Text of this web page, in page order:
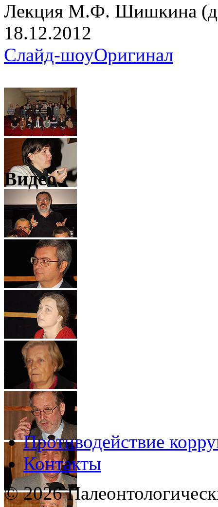
Лекция М.Ф. Шишкина
18.12.2012
Слайд-шоуОригинал
Видео
Противодействие
Контакты
© 2026